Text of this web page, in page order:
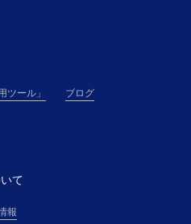
ツール」 ブログ
て
報